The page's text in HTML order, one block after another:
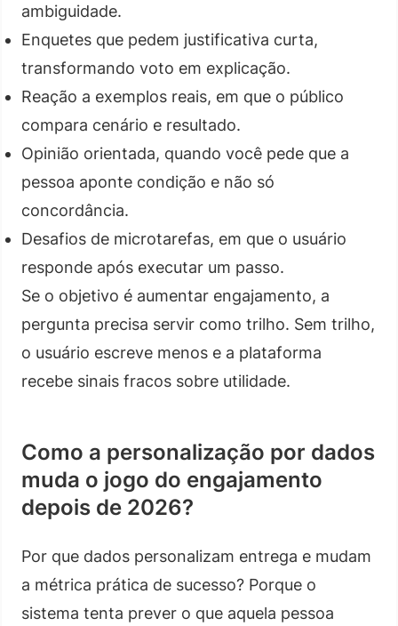
ambiguidade.
Enquetes que pedem justificativa curta,
transformando voto em explicação.
Reação a exemplos reais, em que o público
compara cenário e resultado.
Opinião orientada, quando você pede que a
pessoa aponte condição e não só
concordância.
Desafios de microtarefas, em que o usuário
responde após executar um passo.
Se o objetivo é aumentar engajamento, a
pergunta precisa servir como trilho. Sem trilho,
o usuário escreve menos e a plataforma
recebe sinais fracos sobre utilidade.
Como a personalização por dados
muda o jogo do engajamento
depois de 2026?
Por que dados personalizam entrega e mudam
a métrica prática de sucesso? Porque o
sistema tenta prever o que aquela pessoa